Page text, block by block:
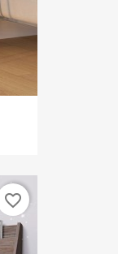
favorite_border